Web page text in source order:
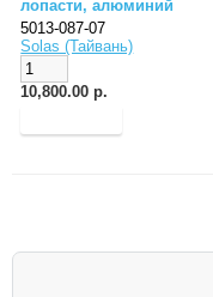
лопасти, алюминий
5013-087-07
Solas (Тайвань)
10,800.00 р.